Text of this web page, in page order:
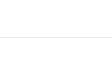
一起收藏。
更別具一格，送禮體面又大